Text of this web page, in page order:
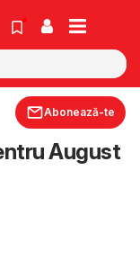
Abonează-te
August